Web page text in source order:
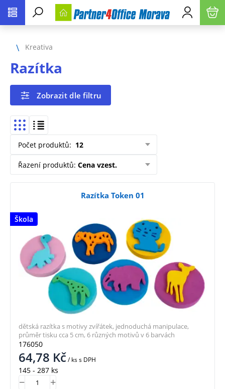
Kreativa
Razítka
Zobrazit dle filtru
Počet produktů: 12
Řazení produktů: Cena vzest.
Škola
Razítka Token 01
176050
64,78 Kč/ kss DPH
145 - 287 ks
dětská razítka s motivy zvířátek, jednoduchá manipulace,
průměr tisku cca 5 cm, 6 různých motivů v 6 barvách